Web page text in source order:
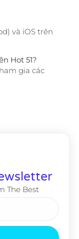
và iOS trên
Hot 51?
gia các
The Best